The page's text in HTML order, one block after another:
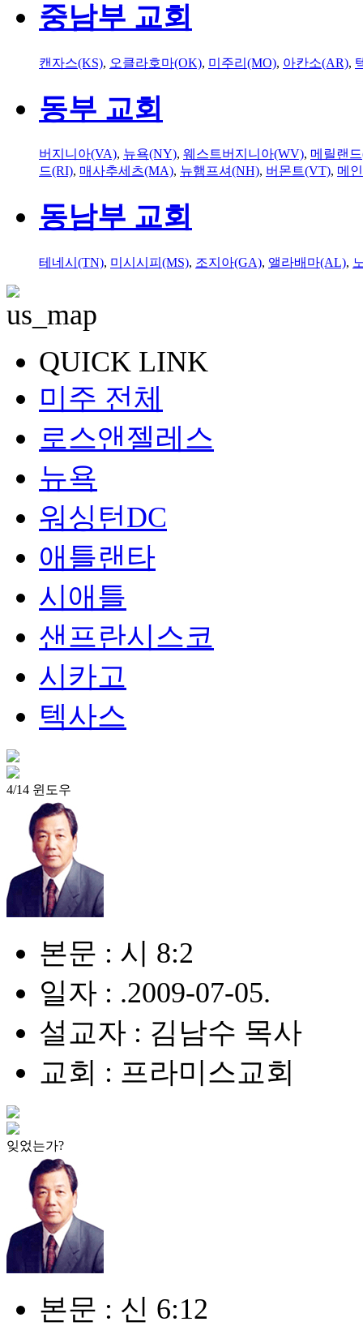
중남부 교회
캔자스(KS), 오클라호마(OK), 미주리(MO), 아칸소(AR),
동부 교회
버지니아(VA), 뉴욕(NY), 웨스트버지니아(WV), 메릴랜
드(RI), 매사추세츠(MA), 뉴햄프셔(NH), 버몬트(VT), 메
동남부 교회
테네시(TN), 미시시피(MS), 조지아(GA), 앨라배마(AL),
QUICK LINK
미주 전체
로스앤젤레스
뉴욕
워싱턴DC
애틀랜타
시애틀
샌프란시스코
시카고
텍사스
4/14 윈도우
본문 : 시 8:2
일자 : .2009-07-05.
설교자 : 김남수 목사
교회 : 프라미스교회
잊었는가?
본문 : 신 6:12